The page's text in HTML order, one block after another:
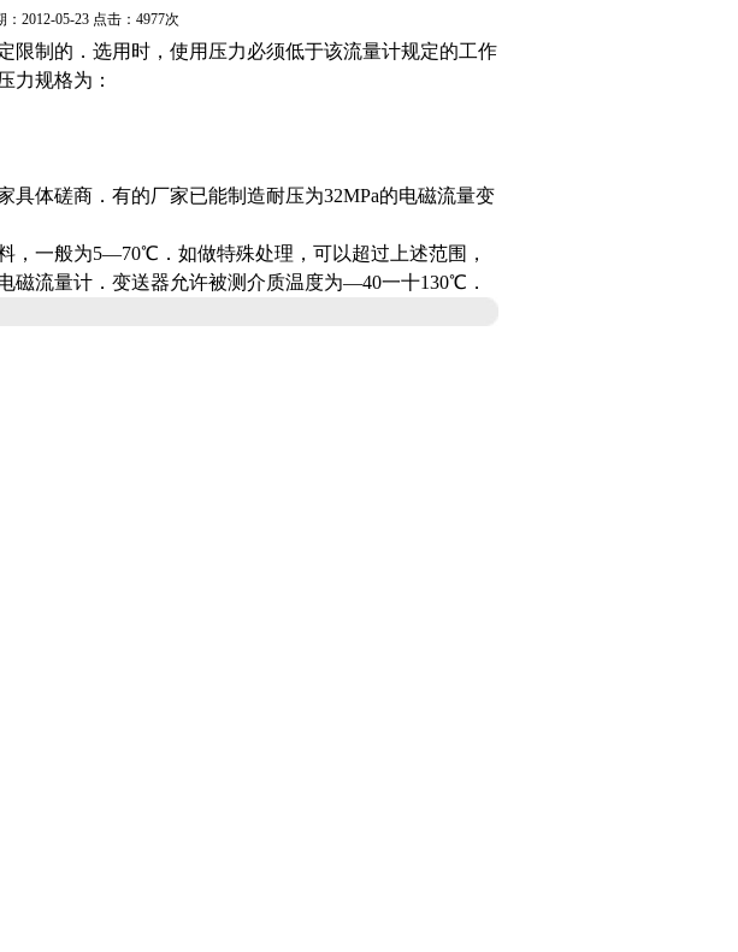
：2012-05-23 点击：4977次
限制的．选用时，使用压力必须低于该流量计规定的工作
力规格为：
具体磋商．有的厂家已能制造耐压为32MPa的电磁流量变
，一般为5—70℃．如做特殊处理，可以超过上述范围，
磁流量计 ． 变送器允许被测介质温度为—40一十130℃．